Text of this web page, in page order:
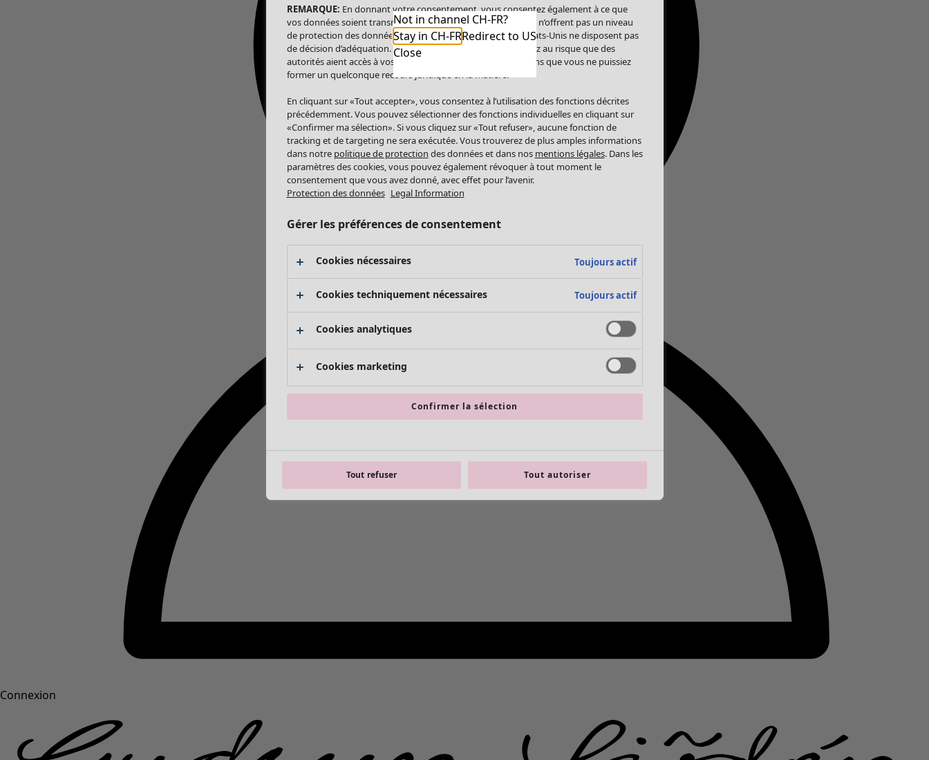
Connexion
Not in channel CH-FR?
Stay in CH-FRRedirect to US
Close
REMARQUE: En donnant votre consentement, vous consentez également à ce que
vos données soient transmises aux États-Unis. Les États-Unis n’offrent pas un niveau
de protection des données comparable à celui de l’UE. Les États-Unis ne disposent pas
de décision d’adéquation. Par conséquent, vous vous exposez au risque que des
autorités aient accès à vos données à caractère personnel sans que vous ne puissiez
former un quelconque recours juridique en la matière.
En cliquant sur «Tout accepter», vous consentez à l’utilisation des fonctions décrites
précédemment. Vous pouvez sélectionner des fonctions individuelles en cliquant sur
«Confirmer ma sélection». Si vous cliquez sur «Tout refuser», aucune fonction de
tracking et de targeting ne sera exécutée. Vous trouverez de plus amples informations
dans notre politique de protection des données et dans nos mentions légales. Dans les
paramètres des cookies, vous pouvez également révoquer à tout moment le
consentement que vous avez donné, avec effet pour l’avenir.
Protection des données Legal Information
Gérer les préférences de consentement
Cookies nécessaires Toujours actif
Cookies techniquement nécessaires Toujours actif
Cookies analytiques
Cookies marketing
Confirmer la sélection
Tout refuser Tout autoriser